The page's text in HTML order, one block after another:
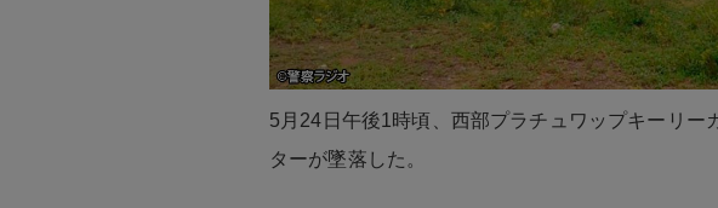
5月24日午後1時頃、西部プラチュワップキーリー
ターが墜落した。